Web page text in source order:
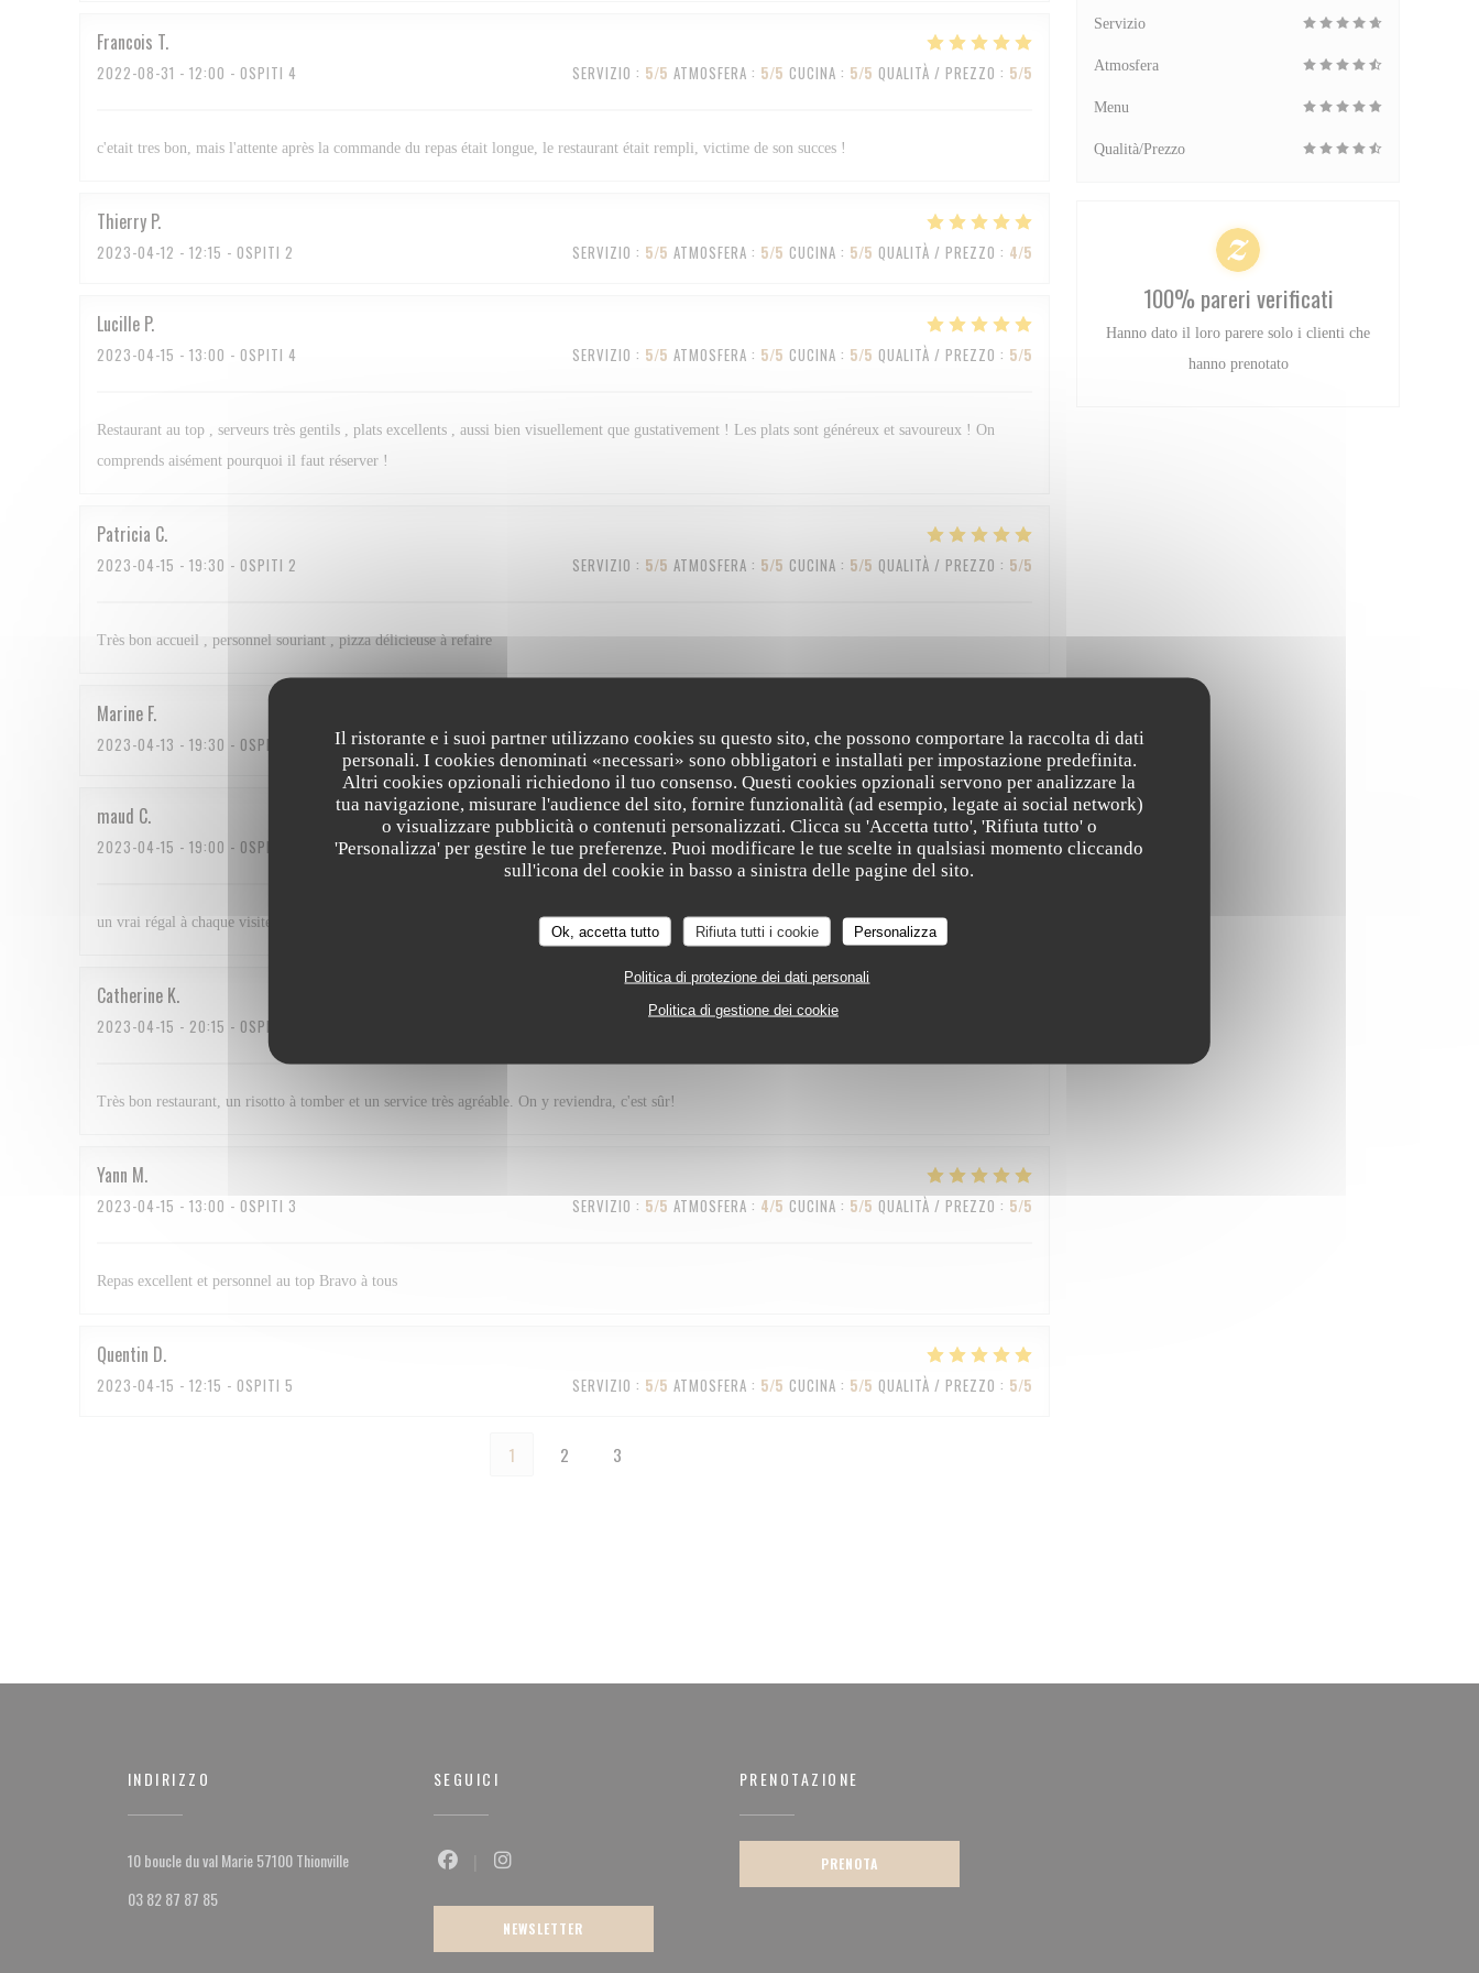
Il ristorante e i suoi partner utilizzano cookies su questo sito, che possono comportare la raccolta di dati
personali. I cookies denominati «necessari» sono obbligatori e installati per impostazione predefinita.
Altri cookies opzionali richiedono il tuo consenso. Questi cookies opzionali servono per analizzare la
tua navigazione, misurare l'audience del sito, fornire funzionalità (ad esempio, legate ai social network)
o visualizzare pubblicità o contenuti personalizzati. Clicca su 'Accetta tutto', 'Rifiuta tutto' o
'Personalizza' per gestire le tue preferenze. Puoi modificare le tue scelte in qualsiasi momento cliccando
sull'icona del cookie in basso a sinistra delle pagine del sito.
Ok, accetta tutto Rifiuta tutti i cookie Personalizza
Politica di protezione dei dati personali
Politica di gestione dei cookie
Francois T
2022-08-31 - 12:00 - OSPITI 4 SERVIZIO : 5/5 ATMOSFERA : 5/5 CUCINA : 5/5 QUALITÀ / PREZZO : 5/5
c'etait tres bon, mais l'attente après la commande du repas était longue, le restaurant était rempli, victime de son succes !
Thierry P
2023-04-12 - 12:15 - OSPITI 2 SERVIZIO : 5/5 ATMOSFERA : 5/5 CUCINA : 5/5 QUALITÀ / PREZZO : 4/5
Lucille P
2023-04-15 - 13:00 - OSPITI 4 SERVIZIO : 5/5 ATMOSFERA : 5/5 CUCINA : 5/5 QUALITÀ / PREZZO : 5/5
Restaurant au top , serveurs très gentils , plats excellents , aussi bien visuellement que gustativement ! Les plats sont généreux et savoureux ! On
comprends aisément pourquoi il faut réserver !
Patricia C
2023-04-15 - 19:30 - OSPITI 2 SERVIZIO : 5/5 ATMOSFERA : 5/5 CUCINA : 5/5 QUALITÀ / PREZZO : 5/5
Très bon accueil , personnel souriant , pizza délicieuse à refaire
Marine F
2023-04-13 - 19:30 - OSPITI 7 SERVIZIO : 4/5 ATMOSFERA: 3/5 CUCINA: 4/5 QUALITÀ / PREZZO: 3/5
maud C
2023-04-15 - 19:00 - OSPITI 5 SERVIZIO: 5/5 ATMOSFERA: 5/5 CUCINA: 5/5 QUALITÀ / PREZZO: 4/5
un vrai régal à chaque visite ! nous revenons avec plaisir
Catherine K
2023-04-15 - 20:15 - OSPITI 2
Très bon restaurant, un risotto à tomber et un service très agréable. On y reviendra, c'est sûr!
Yann M
2023-04-15 - 13:00 - OSPITI 3 SERVIZIO : 5/5 ATMOSFERA : 4/5 CUCINA : 5/5 QUALITÀ / PREZZO : 5/5
Repas excellent et personnel au top Bravo à tous
Quentin D
2023-04-15 - 12:15 - OSPITI 5 SERVIZIO : 5/5 ATMOSFERA : 5/5 CUCINA : 5/5 QUALITÀ / PREZZO : 5/5
1 2 3
Servizio
Atmosfera
Menu
Qualità/Prezzo
100% pareri verificati
Hanno dato il loro parere solo i clienti che
hanno prenotato
INDIRIZZO
10 boucle du val Marie 57100 Thionville((apre una nuova finestra))
03 82 87 87 85
SEGUICI
Facebook ((apre una nuova finestra))
NEWSLETTER
PRENOTAZIONE
PRENOTA